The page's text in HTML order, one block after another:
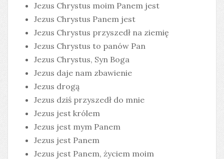
Jezus Chrystus moim Panem jest
Jezus Chrystus Panem jest
Jezus Chrystus przyszedł na ziemię
Jezus Chrystus to panów Pan
Jezus Chrystus, Syn Boga
Jezus daje nam zbawienie
Jezus drogą
Jezus dziś przyszedł do mnie
Jezus jest królem
Jezus jest mym Panem
Jezus jest Panem
Jezus jest Panem, życiem moim